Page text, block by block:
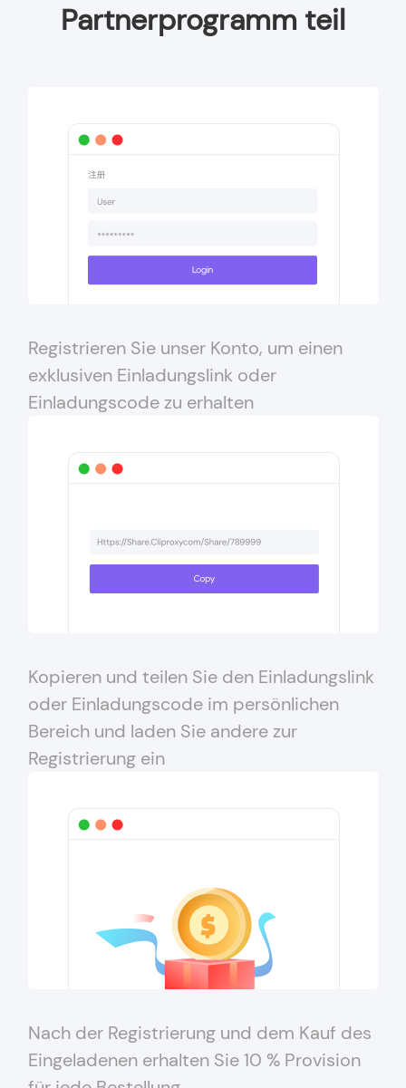
Partnerprogramm teil
Registrieren Sie unser Konto, um einen
exklusiven Einladungslink oder
Einladungscode zu erhalten
Kopieren und teilen Sie den Einladungslink
oder Einladungscode im persönlichen
Bereich und laden Sie andere zur
Registrierung ein
Nach der Registrierung und dem Kauf des
Eingeladenen erhalten Sie 10 % Provision